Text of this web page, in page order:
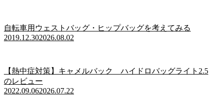
自転車用ウェストバッグ・ヒップバッグを考えてみる
2019.12.302026.08.02
【熱中症対策】キャメルバック ハイドロバッグライト2.5
のレビュー
2022.09.062026.07.22